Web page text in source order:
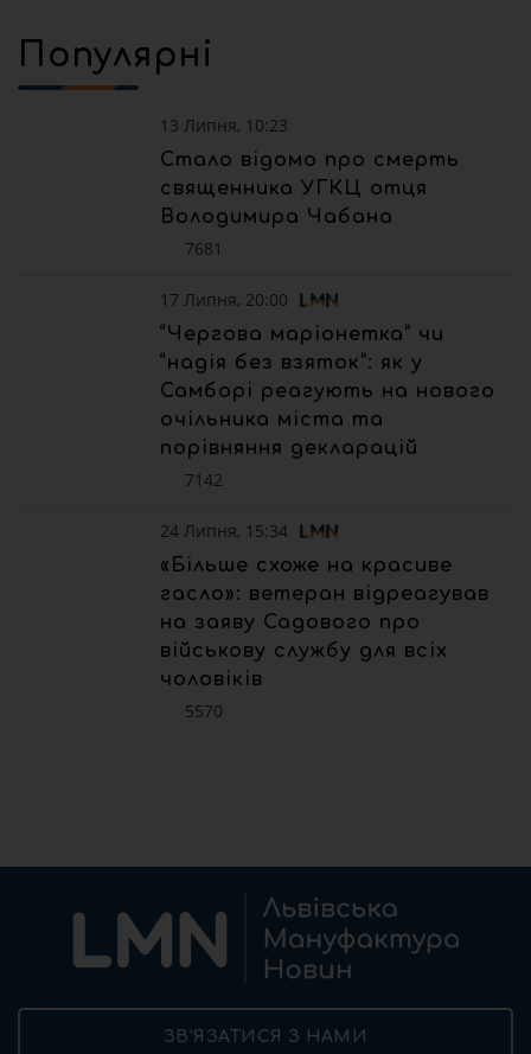
Популярні
13 Липня, 10:23
Стало відомо про смерть
священника УГКЦ отця
Володимира Чабана
7681
17 Липня, 20:00
“Чергова маріонетка” чи
“надія без взяток”: як у
Самборі реагують на нового
очільника міста та
порівняння декларацій
7142
24 Липня, 15:34
«Більше схоже на красиве
гасло»: ветеран відреагував
на заяву Садового про
військову службу для всіх
чоловіків
5570
ЗВ’ЯЗАТИСЯ З НАМИ